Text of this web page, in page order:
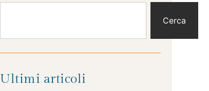
Cerca
Ultimi articoli